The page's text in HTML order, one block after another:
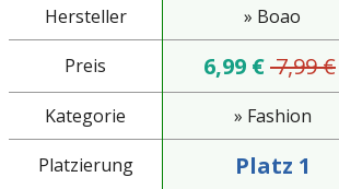
Hersteller
» Boao
Preis 6,99 €7,99 €
Kategorie » Fashion
Platzierung Platz 1